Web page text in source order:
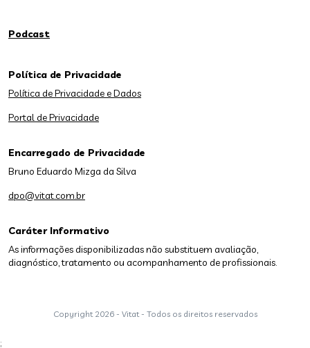
Podcast
Caráter Informativo
As informações disponibilizadas não substituem avaliação,
diagnóstico, tratamento ou acompanhamento de profissionais.
Política de Privacidade
Política de Privacidade e Dados
Portal de Privacidade
Encarregado de Privacidade
Bruno Eduardo Mizga da Silva
dpo@vitat.com.br
Copyright 2026 - Vitat - Todos os direitos reservados
;